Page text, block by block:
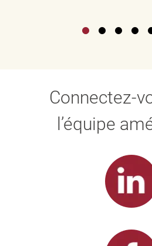
Connectez-
l’équipe